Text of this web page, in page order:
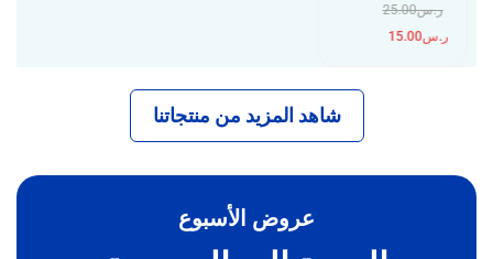
ر.س25.00
ر.س15.00
شاهد المزيد من منتجاتنا
عروض الأسبوع